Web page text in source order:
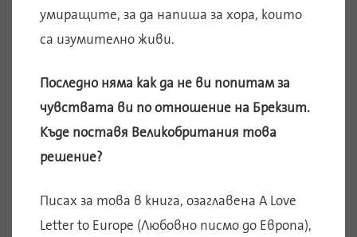
умиращите, за да напиша за хора, които
са изумително живи.
Последно няма как да не ви попитам за
чувствата ви по отношение на Брекзит.
Къде поставя Великобритания това
решение?
Писах за това в книга, озаглавена A Love
Letter to Europe (Любовно писмо до Европа),